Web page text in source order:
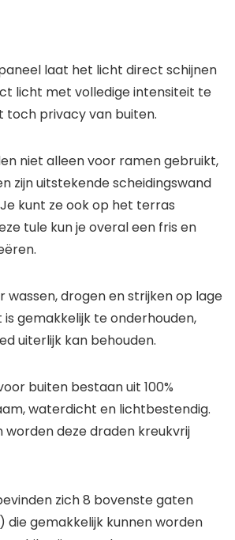
laat het licht direct schijnen
licht met volledige intensiteit te
toch privacy van buiten.
niet alleen voor ramen gebruikt,
zijn uitstekende scheidingswand
kunt ze ook op het terras
tule kun je overal een fris en
wassen, drogen en strijken op lage
gemakkelijk te onderhouden,
uiterlijk kan behouden.
buiten bestaan uit 100%
waterdicht en lichtbestendig.
worden deze draden kreukvrij
zich 8 bovenste gaten
gemakkelijk kunnen worden